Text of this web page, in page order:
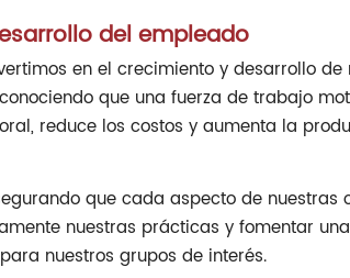
del empleado
en el crecimiento y desarrollo de
que una fuerza de trabajo
reduce los costos y aumenta la
que cada aspecto de nuestras
nuestras prácticas y fomentar
nuestros grupos de interés.